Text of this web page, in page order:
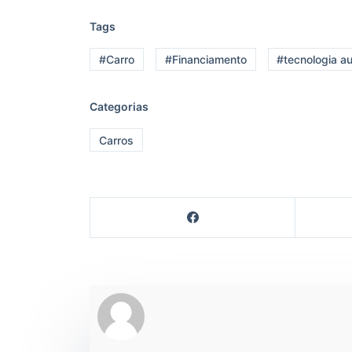
Tags
#Carro #Financiamento #tecnologia
Categorias
Carros